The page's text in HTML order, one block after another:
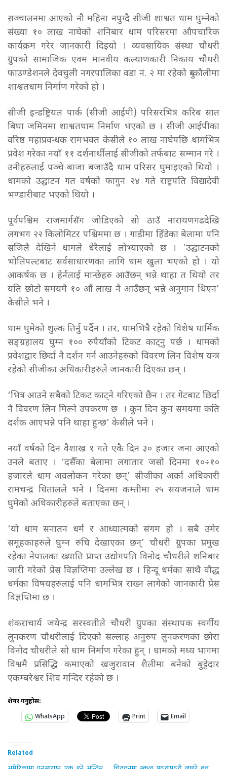
सञ्चालनमा आएको नौ महिना नपुग्दै सीजी शाश्वत धाम घुम्नेको
संख्या १० लाख नाघेको शनिबार धाम परिसरमा औपचारिक
कार्यक्रम गरेर जानकारी दिइयो । व्यवसायिक संस्था चौधरी
ग्रुपको सामाजिक एवम मानवीय कल्याणकारी निकाय चौधरी
फाउण्डेशनले देवचुली नगरपालिका वडा नं. २ मा रहेको दुम्कौलीमा
शाश्वतधाम निर्माण गरेको हो ।
सीजी इन्डष्ट्रियल पार्क (सीजी आईपी) परिसरभित्र करिब सात
बिघा जमिनमा शाश्वतधाम निर्माण भएको छ । सीजी आईपीका
वरिष्ठ महाप्रवन्धक रामभक्त केसीले १० लाख नाघेपछि धामभित्र
प्रवेश गरेका नयाँ ११ दर्शनार्थीलाई सीजीको तर्फबाट सम्मान गरे ।
उनीहरुलाई पञ्चे बाजा बजाउँदै धाम परिसर घुमाइएको थियो ।
धामको उद्घाटन गत वर्षको फागुन २४ गते राष्ट्रपति विद्यादेवी
भण्डारीबाट भएको थियो ।
पूर्वपश्चिम राजमार्गसँग जोडिएको सो ठाउँ नारायणगढदेखि
लगभग २२ किलोमिटर पश्चिममा छ । गाडीमा हिँडेका बेलामा पनि
सजिलै देखिने धामले धेरैलाई लोभ्याएको छ । ‘उद्घाटनको
भोलिपल्टबाट सर्वसाधारणका लागि धाम खुला भएको हो । यो
आकर्षक छ । हेर्नलाई मान्छेहरु आउँछन् भन्ने थाहा त थियो तर
यति छोटो समयमै १० औं लाख नै आउँछन् भन्ने अनुमान थिएन’
केसीले भने ।
धाम घुमेको शुल्क तिर्नु पर्दैन । तर, धामभित्रै रहेको विशेष धार्मिक
सङ्ग्रहालय घुम्न १०० रुपैयाँको टिकट काट्नु पर्छ । धामको
प्रवेशद्वार छिर्दा नै दर्शन गर्न आउनेहरुको विवरण लिन विशेष यन्त्र
रहेको सीजीका अधिकारीहरुले जानकारी दिएका छन् ।
‘भित्र आउने सबैको टिकट काट्ने गरिएको छैन । तर गेटबाट छिर्दा
नै विवरण लिन मिल्ने उपकरण छ । कुन दिन कुन समयमा कति
दर्शक आएभन्ने पनि थाहा हुन्छ’ केसीले भने ।
नयाँ वर्षको दिन वैशाख १ गते एकै दिन ३० हजार जना आएको
उनले बताए । ‘दसैँका बेलामा लगातार जसो दिनमा १०÷१०
हजारले धाम अवलोकन गरेका छन्’ सीजीका अर्का अधिकारी
रामचन्द्र धितालले भने । दिनमा कम्तीमा २५ सयजनाले धाम
घुमेको अधिकारीहरुले बताएका छन् ।
‘यो धाम सनातन धर्म र आध्यात्मको संगम हो । सबै उमेर
समूहकाहरुले घुम्न रुचि देखाएका छन्’ चौधरी ग्रुपका प्रमुख
रहेका नेपालका ख्याति प्राप्त उद्योगपति विनोद चौधरीले शनिबार
जारी गरेको प्रेस विज्ञप्तिमा उल्लेख छ । हिन्दू धर्मका साथै वौद्ध
धर्मका विषयहरुलाई पनि धामभित्र राख्न लागेको जानकारी प्रेस
विज्ञप्तिमा छ ।
शंकराचार्य जयेन्द्र सरस्वतीले चौधरी ग्रुपका संस्थापक स्वर्गीय
लुनकरण चौधरीलाई दिएको सल्लाह अनुरुप लुनकरणका छोरा
विनोद चौधरीले सो धाम निर्माण गरेका हुन् । धामको मध्य भागमा
विश्वमै प्रसिद्धि कमाएको खजुरावान शैलीमा बनेको बुट्टेदार
एकम्बरेश्वर शिव मन्दिर रहेको छ ।
शेयर गर्नुहोस:
WhatsApp
Print Email
Related